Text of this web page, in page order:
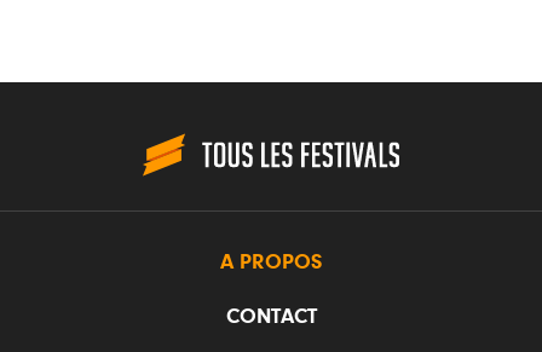
A PROPOS
CONTACT